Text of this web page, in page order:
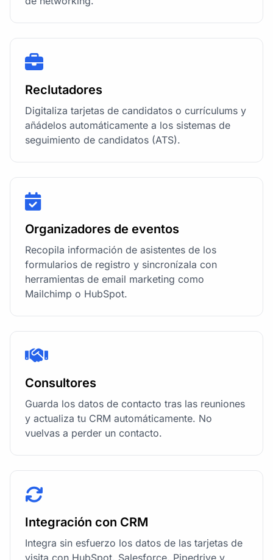
Reclutadores
Digitaliza tarjetas de candidatos o currículums y
añádelos automáticamente a los sistemas de
seguimiento de candidatos (ATS).
Organizadores de eventos
Recopila información de asistentes de los
formularios de registro y sincronízala con
herramientas de email marketing como
Mailchimp o HubSpot.
Consultores
Guarda los datos de contacto tras las reuniones
y actualiza tu CRM automáticamente. No
vuelvas a perder un contacto.
Integración con CRM
Integra sin esfuerzo los datos de las tarjetas de
visita con HubSpot, Salesforce, Pipedrive y